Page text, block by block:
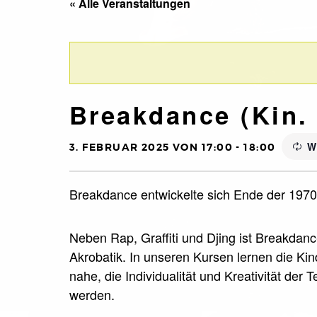
Breakdance
3. FEBRUAR 2025 VON 17:00 -18:00
Breakdance entwickelte sich Ende der
Neben Rap, Graffiti und Djing ist
Akrobatik. In unseren Kursen lernen die
nahe, die Individualität und Kreativität der
werden.